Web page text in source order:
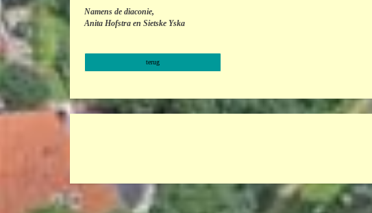
Namens de diaconie,
Anita Hofstra en Sietske Yska
terug